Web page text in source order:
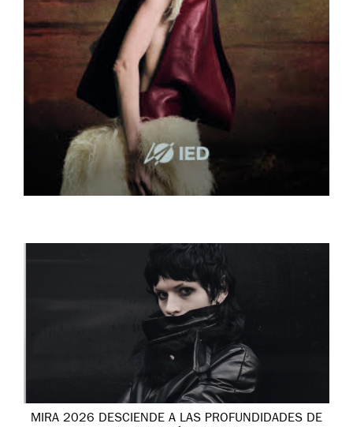
MIRA 2026 DESCIENDE A LAS PROFUNDIDADES DE